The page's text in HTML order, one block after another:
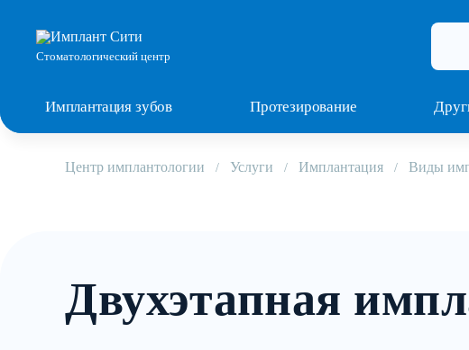
Стоматологический центр
Имплантация зубов Протезирование
Центр имплантологии Услуги Имплантация Виды
Двухэтапная